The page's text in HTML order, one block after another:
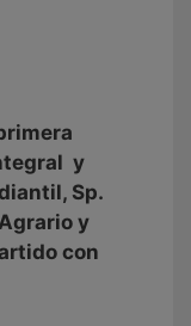
y
Sp.
y
con